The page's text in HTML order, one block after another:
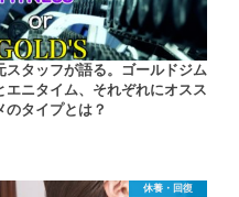
スタッフが語る。ゴールドジム
エニタイム、それぞれにオスス
のタイプとは？
休養・回復